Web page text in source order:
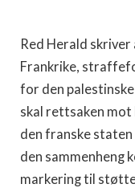
Red Herald
Frankrike,
for den
skal rettsaken mot
den franske
den sammenheng
markering til